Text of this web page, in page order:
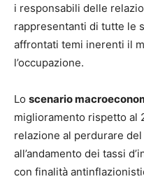
i responsabili delle
rappresentanti di tutte le
affrontati temi inerenti il
l’occupazione.
Lo scenario
miglioramento rispetto al
relazione al perdurare
all’andamento dei tassi
con finalità